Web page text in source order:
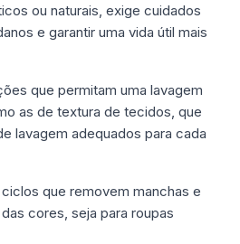
ou naturais, exige cuidados
e garantir uma vida útil mais
que permitam uma lavagem
as de textura de tecidos, que
lavagem adequados para cada
que removem manchas e
cores, seja para roupas